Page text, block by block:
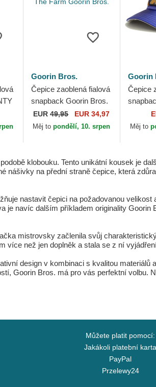
Goorin Bros.
Čepice zaoblená fialová
snapback Goorin Bros.
Beat Dead Horse Horse
Play The Farm Purple
EUR49,95 EUR 34,97
Měj topondělí, 10. srpen
Goorin
Čepice
Hath
Farm
Měj to
klobouku. Tento unikátní kousek je
nášivky na přední straně čepice, která
nastavit čepici na požadovanou velikost
je navíc dalším příkladem originality Goorin
mistrovsky začlenila svůj
více než jen doplněk a stala se z ní
design v kombinaci s kvalitou materiálů
Goorin Bros. má pro vás perfektní volbu.
Můžete platit pomocí:
Jakákoli platební karta
PayPal
Przelewy24